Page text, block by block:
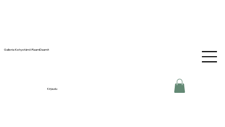
Galleria-Kehystämö RaamiDaamit
Kirjaudu